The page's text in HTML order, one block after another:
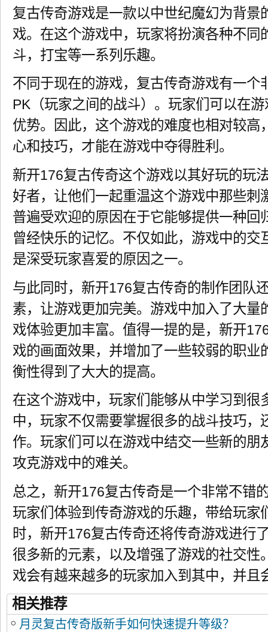
复古传奇游戏是一款以中世纪魔幻为背景
戏。在这个游戏中，玩家将扮演各种不同
斗，打宝等一系列乐趣。
不同于现在的游戏，复古传奇游戏有一
PK（玩家之间的战斗）。玩家们可以在
优势。因此，这个游戏的难度也相对较高
心和技巧，才能在游戏中夺得胜利。
新开176复古传奇这个游戏以其好玩的玩
好者，让他们一起重温这个游戏中那些刺
普遍受欢迎的原因在于它能够提供一种回
曾经快乐的记忆。不仅如此，游戏中的交
是深受玩家喜爱的原因之一。
与此同时，新开176复古传奇的制作团队
素，让游戏更加完美。游戏中加入了大量
戏体验更加丰富。值得一提的是，新开
戏的画面效果，并增加了一些较弱的职业
衡性得到了大大的提高。
在这个游戏中，玩家们能够从中学习到很
中，玩家不仅需要掌握很多的战斗技巧，
作。玩家们可以在游戏中结交一些新的朋
攻克游戏中的难关。
总之，新开176复古传奇是一个非常不错
玩家们体验到传奇游戏的乐趣，带给玩家
时，新开176复古传奇还将传奇游戏进行
很多新的元素，以及增强了游戏的社交性
戏会有越来越多的玩家加入到其中，并且
相关推荐
月灵复古传奇版新手如何快速提升等级？